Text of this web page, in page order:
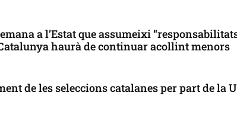
a l’Estat que assumeixi
haurà de continuar acollint menors
de les seleccions catalanes per part de la